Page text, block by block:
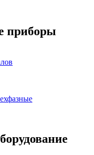
приборы